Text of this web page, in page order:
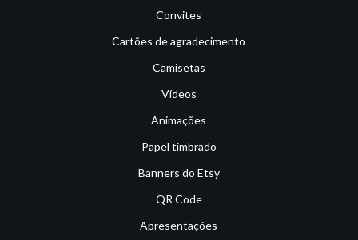
Convites
Cartões de agradecimento
Camisetas
Vídeos
Animações
Papel timbrado
Banners do Etsy
QR Code
Apresentações